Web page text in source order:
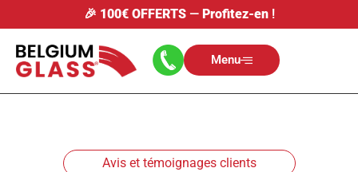
🎉 100€ OFFERTS— Profitez-en!
Menu
Avis et témoignages clients